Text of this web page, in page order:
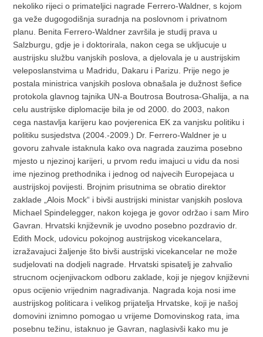
nekoliko rijeci o primateljici nagrade Ferrero-Waldner, s kojom
ga veže dugogodišnja suradnja na poslovnom i privatnom
planu. Benita Ferrero-Waldner završila je studij prava u
Salzburgu, gdje je i doktorirala, nakon cega se ukljucuje u
austrijsku službu vanjskih poslova, a djelovala je u austrijskim
veleposlanstvima u Madridu, Dakaru i Parizu. Prije nego je
postala ministrica vanjskih poslova obnašala je dužnost šefice
protokola glavnog tajnika UN-a Boutrosa Boutrosa-Ghalija, a na
celu austrijske diplomacije bila je od 2000. do 2003, nakon
cega nastavlja karijeru kao povjerenica EK za vanjsku politiku i
politiku susjedstva (2004.-2009.) Dr. Ferrero-Waldner je u
govoru zahvale istaknula kako ova nagrada zauzima posebno
mjesto u njezinoj karijeri, u prvom redu imajuci u vidu da nosi
ime njezinog prethodnika i jednog od najvecih Europejaca u
austrijskoj povijesti. Brojnim prisutnima se obratio direktor
zaklade „Alois Mock“ i bivši austrijski ministar vanjskih poslova
Michael Spindelegger, nakon kojega je govor održao i sam Miro
Gavran. Hrvatski književnik je uvodno posebno pozdravio dr.
Edith Mock, udovicu pokojnog austrijskog vicekancelara,
izražavajuci žaljenje što bivši austrijski vicekancelar ne može
sudjelovati na dodjeli nagrade. Hrvatski spisatelj je zahvalio
strucnom ocjenjivackom odboru zaklade, koji je njegov književni
opus ocijenio vrijednim nagradivanja. Nagrada koja nosi ime
austrijskog politicara i velikog prijatelja Hrvatske, koji je našoj
domovini iznimno pomogao u vrijeme Domovinskog rata, ima
posebnu težinu, istaknuo je Gavran, naglasivši kako mu je